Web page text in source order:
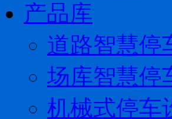
产品库
道路智慧停
场库智慧停
机械式停车